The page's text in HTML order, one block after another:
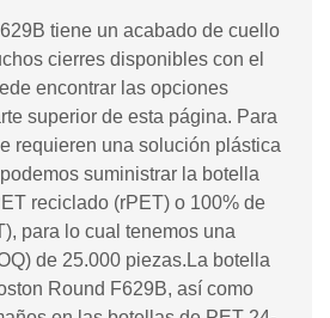
tiene un acabado de cuello
cierres disponibles con el
encontrar las opciones
superior de esta página. Para
requieren una solución plástica
suministrar la botella
reciclado (rPET) o 100% de
para lo cual tenemos una
de 25.000 piezas.La botella
Round F629B, así como